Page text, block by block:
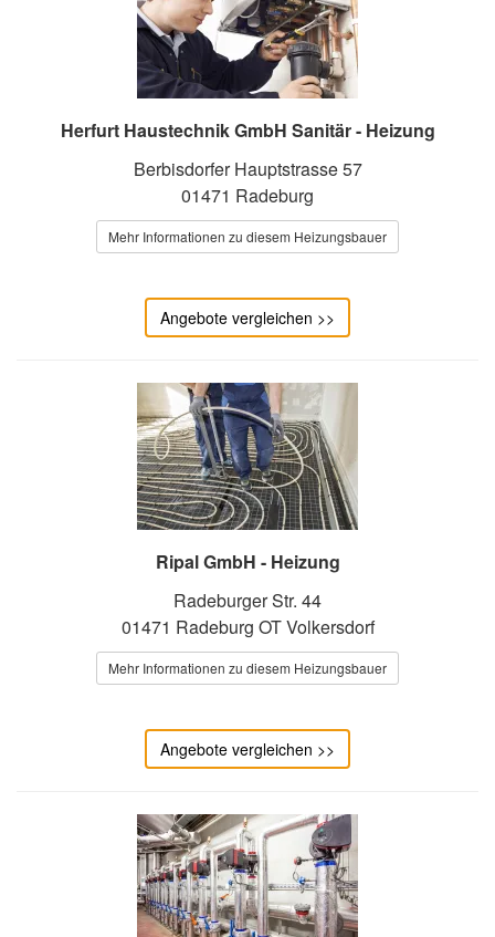
Herfurt Haustechnik GmbH Sanitär - Heizung
Berbisdorfer Hauptstrasse 57
01471 Radeburg
Mehr Informationen zu diesem Heizungsbauer
Angebote vergleichen >>
Ripal GmbH - Heizung
Radeburger Str. 44
01471 Radeburg OT Volkersdorf
Mehr Informationen zu diesem Heizungsbauer
Angebote vergleichen >>